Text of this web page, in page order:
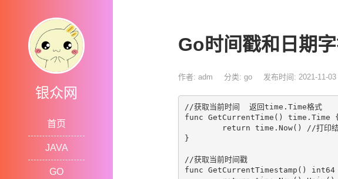
银众网
首页
JAVA
GO
Go时间戳和日期
作者: adm 分类: go 发布时间: 2021-11-03
//获取当前时间  返回time.Time格式
func GetCurrentTime() time.Time
}
//获取当前时间戳
func GetCurrentTimestamp()